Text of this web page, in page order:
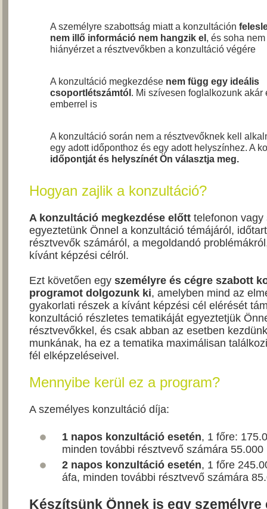
A személyre szabottság miatt a konzultáción
nem illő információ nem hangzik el, és soha
hiányérzet a résztvevőkben a konzultáció végére
A konzultáció megkezdése nem függ egy ideális
csoportlétszámtól. Mi szívesen foglalkozunk akár
emberrel is
A konzultáció során nem a résztvevőknek kell
egy adott időponthoz és egy adott helyszínhez. A
időpontját és helyszínét Ön választja meg.
Hogyan zajlik a konzultáció?
A konzultáció megkezdése előtt telefonon vagy
egyeztetünk Önnel a konzultáció témájáról,
résztvevők számáról, a megoldandó
kívánt képzési célról.
Ezt követően egy személyre és cégre szabott
programot dolgozunk ki, amelyben mind az
gyakorlati részek a kívánt képzési cél elérését
konzultáció részletes tematikáját egyeztetjük
résztvevőkkel, és csak abban az esetben
munkának, ha ez a tematika maximálisan
fél elképzeléseivel.
Mennyibe kerül ez a program?
A személyes konzultáció díja:
1 napos konzultáció esetén, 1 főre:
minden további résztvevő számára 55.000
2 napos konzultáció esetén, 1 főre
áfa, minden további résztvevő számára
Készítsünk Önnek is egy személyre